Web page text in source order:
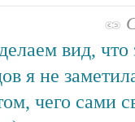
вид, что
я не
чего сами